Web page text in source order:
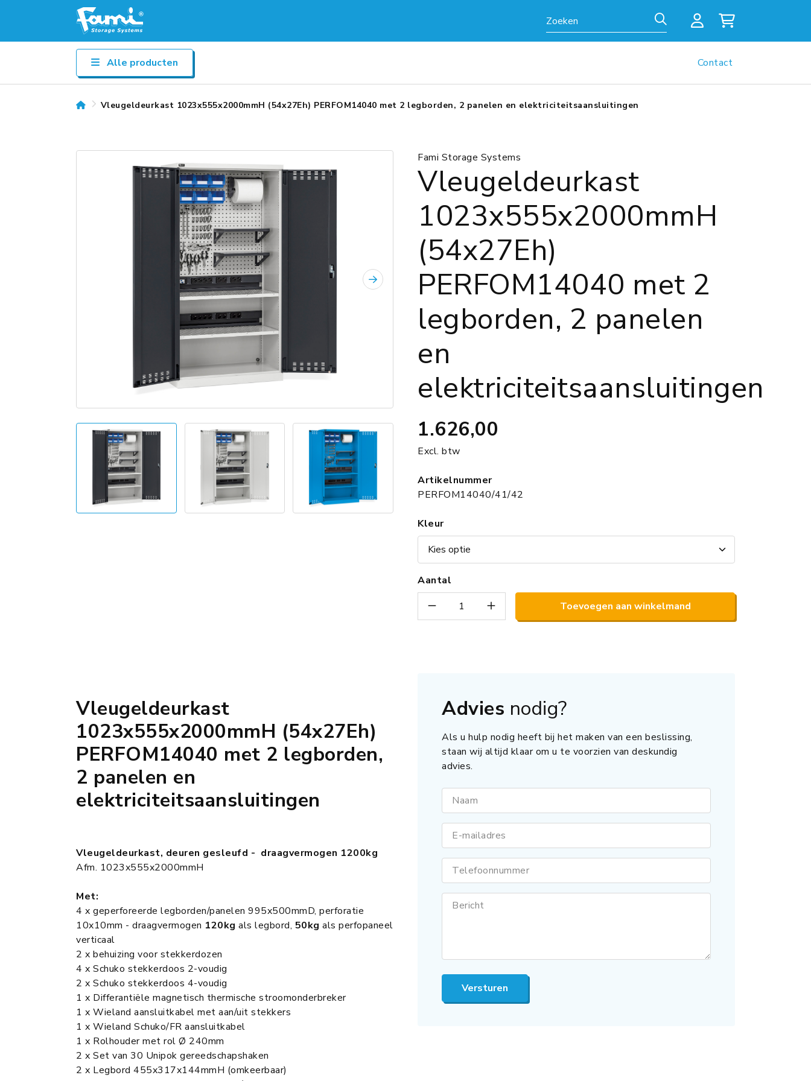
Zoeken
Alle producten Contact
Vleugeldeurkast 1023x555x2000mmH (54x27Eh) PERFOM14040 met 2 legborden, 2 panelen en elektriciteitsaansluitingen
Fami Storage Systems
Vleugeldeurkast
1023x555x2000mmH
(54x27Eh)
PERFOM14040 met 2
legborden, 2 panelen
en
elektriciteitsaansluitingen
1.626,00
Excl. btw
Artikelnummer
PERFOM14040/41/42
Kleur
Aantal
Toevoegen aan winkelmand
Vleugeldeurkast
1023x555x2000mmH (54x27Eh)
PERFOM14040 met 2 legborden,
2 panelen en
elektriciteitsaansluitingen
Vleugeldeurkast, deuren gesleufd - draagvermogen 1200kg
Afm. 1023x555x2000mmH
Met:
4 x geperforeerde legborden/panelen 995x500mmD, perforatie
10x10mm - draagvermogen 120kg als legbord, 50kg als perfopaneel
verticaal
2 x behuizing voor stekkerdozen
4 x Schuko stekkerdoos 2-voudig
2 x Schuko stekkerdoos 4-voudig
1 x Differantiële magnetisch thermische stroomonderbreker
1 x Wieland aansluitkabel met aan/uit stekkers
1 x Wieland Schuko/FR aansluitkabel
1 x Rolhouder met rol Ø 240mm
2 x Set van 30 Unipok gereedschapshaken
2 x Legbord 455x317x144mmH (omkeerbaar)
Advies nodig?
Als u hulp nodig heeft bij het maken van een beslissing,
staan wij altijd klaar om u te voorzien van deskundig
advies.
Naam
E-mailadres
Telefoonnummer
Bericht
Versturen